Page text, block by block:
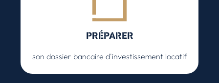
PRÉPARER
son dossier bancaire d'investissement locatif